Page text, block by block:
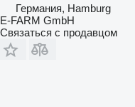
Германия, Hamburg
E-FARM GmbH
Связаться с продавцом